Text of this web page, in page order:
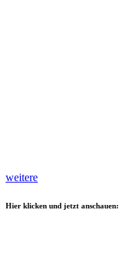
weitere
Hier klicken und jetzt anschauen: